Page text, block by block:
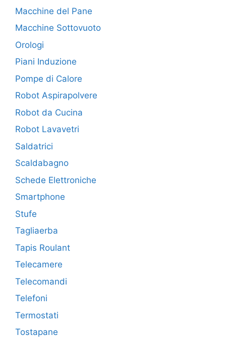
Macchine del Pane
Macchine Sottovuoto
Orologi
Piani Induzione
Pompe di Calore
Robot Aspirapolvere
Robot da Cucina
Robot Lavavetri
Saldatrici
Scaldabagno
Schede Elettroniche
Smartphone
Stufe
Tagliaerba
Tapis Roulant
Telecamere
Telecomandi
Telefoni
Termostati
Tostapane